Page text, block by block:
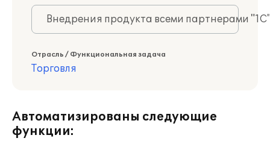
Внедрения продукта всеми партнерами
Отрасль / Функциональная задача
Торговля
Автоматизированы следующие
функции: